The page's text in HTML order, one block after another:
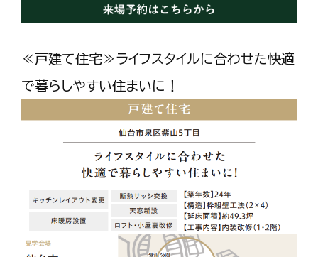
≪戸建て住宅≫ライフスタイルに合わせた快適
で暮らしやすい住まいに！